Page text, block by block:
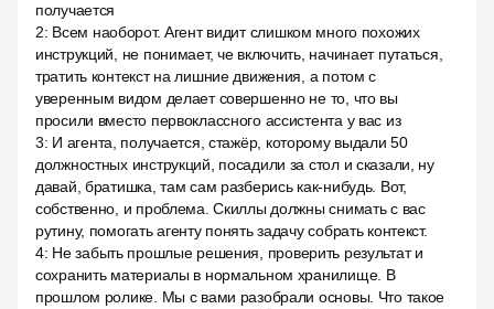
получается
2: Всем наоборот. Агент видит слишком много похожих
инструкций, не понимает, че включить, начинает путаться,
тратить контекст на лишние движения, а потом с
уверенным видом делает совершенно не то, что вы
просили вместо первоклассного ассистента у вас из
3: И агента, получается, стажёр, которому выдали 50
должностных инструкций, посадили за стол и сказали, ну
давай, братишка, там сам разберись как-нибудь. Вот,
собственно, и проблема. Скиллы должны снимать с вас
рутину, помогать агенту понять задачу собрать контекст.
4: Не забыть прошлые решения, проверить результат и
сохранить материалы в нормальном хранилище. В
прошлом ролике. Мы с вами разобрали основы. Что такое